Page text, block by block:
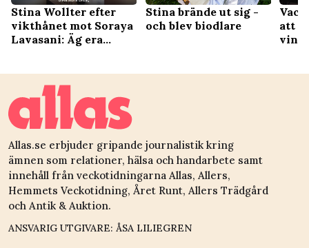
Stina Wollter efter
vikthånet mot Soraya
Lavasani: Äg era
Stina brände ut sig -
och blev biodlare
att
Allas.se erbjuder gripande journalistik kring
ämnen som relationer, hälsa och handarbete samt
innehåll från veckotidningarna Allas, Allers,
Hemmets Veckotidning, Året Runt, Allers Trädgård
och Antik & Auktion.
ANSVARIG UTGIVARE: ÅSA LILIEGREN